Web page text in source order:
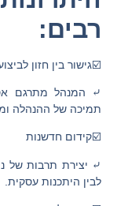
רבים:
☑️גישור בין חזון
תמיכה של ההנהלה
☑️קידום חדשנות
⤶ יצירת תרבות של
לבין היתכנות עסקית.